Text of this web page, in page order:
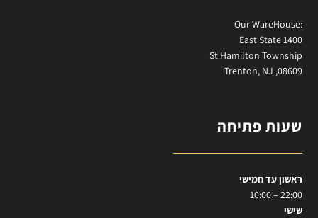
:Our WareHouse
East State 1400
St Hamilton Township
Trenton, NJ ,08609
שעות פתיחה
ראשון עד חמישי
22:00 – 10:00
שישי